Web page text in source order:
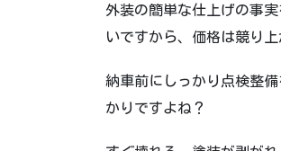
外装の簡単な仕上げの事
いですから、価格は競り
納車前にしっかり点検整
かりですよね？